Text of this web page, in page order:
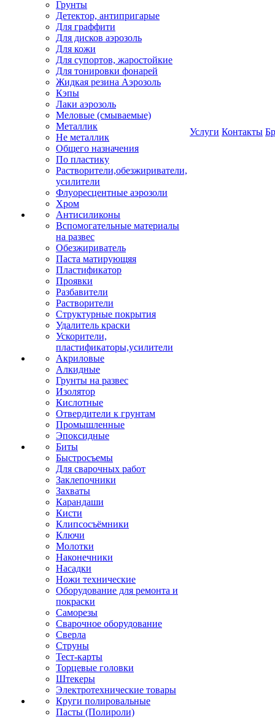
Грунты
Детектор, антипригарые
Для граффити
Для дисков аэрозоль
Для кожи
Для супортов, жаростойкие
Для тонировки фонарей
Жидкая резина Аэрозоль
Кэпы
Лаки аэрозоль
Меловые (смываемые)
Металлик
Не металлик
Общего назначения
По пластику
Растворители,обезжириватели,
усилители
Флуоресцентные аэрозоли
Хром
Антисиликоны
Вспомогательные материалы
на развес
Обезжириватель
Паста матирующяя
Пластификатор
Проявки
Разбавители
Растворители
Структурные покрытия
Удалитель краски
Ускорители,
пластификаторы,усилители
Акриловые
Алкидные
Грунты на развес
Изолятор
Кислотные
Отвердители к грунтам
Промышленные
Эпоксидные
Биты
Быстросъемы
Для сварочных работ
Заклепочники
Захваты
Карандаши
Кисти
Клипсосъёмники
Ключи
Молотки
Наконечники
Насадки
Ножи технические
Оборудование для ремонта и
покраски
Саморезы
Сварочное оборудование
Сверла
Струны
Тест-карты
Торцевые головки
Штекеры
Электротехнические товары
Круги полировальные
Пасты (Полироли)
Услуги Контакты